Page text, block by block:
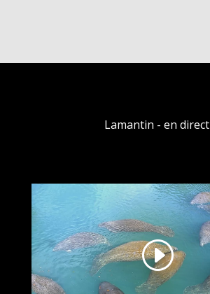
Lamantin - en direct